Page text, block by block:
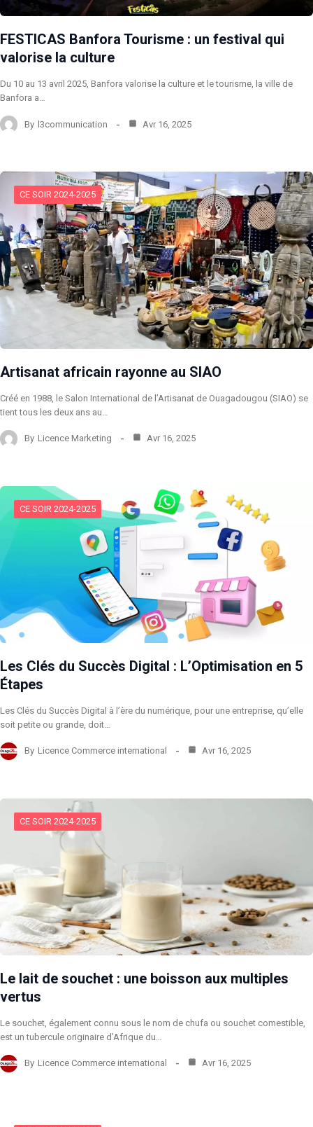
FESTICAS Banfora Tourisme : un festival qui
valorise la culture
Du 10 au 13 avril 2025, Banfora valorise la culture et le tourisme, la ville de
Banfora a…
By l3communication Avr 16, 2025
CE SOIR 2024-2025
Artisanat africain rayonne au SIAO
Créé en 1988, le Salon International de l’Artisanat de Ouagadougou (SIAO) se
tient tous les deux ans au…
By Licence Marketing Avr 16, 2025
CE SOIR 2024-2025
Les Clés du Succès Digital : L’Optimisation en 5
Étapes
Les Clés du Succès Digital à l’ère du numérique, pour une entreprise, qu’elle
soit petite ou grande, doit…
By Licence Commerce international Avr 16, 2025
CE SOIR 2024-2025
Le lait de souchet : une boisson aux multiples
vertus
Le souchet, également connu sous le nom de chufa ou souchet comestible,
est un tubercule originaire d’Afrique du…
By Licence Commerce international Avr 16, 2025